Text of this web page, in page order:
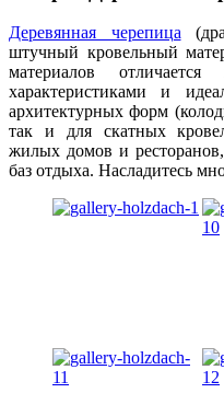
- это
простых
беседок и
загородных
Ваша
быть
Вековая
Деревянная черепица
штучный кровельный
материалов
характеристиками и
архитектурных форм
так и для скатных
жилых домов и
баз отдыха. Насладитесь